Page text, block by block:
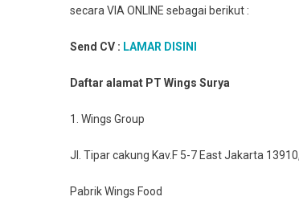
secara VIA ONLINE sebagai berikut :
Send CV : LAMAR DISINI
Daftar alamat PT Wings Surya
1. Wings Group
Jl. Tipar cakung Kav.F 5-7 East Jakarta
Pabrik Wings Food